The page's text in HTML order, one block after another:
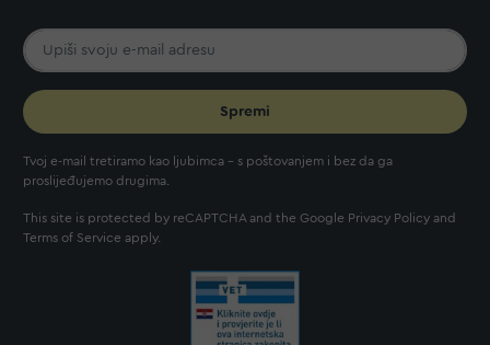
Spremi
Tvoj e-mail tretiramo kao ljubimca - s poštovanjem i bez da ga
proslijeđujemo drugima.
This site is protected by reCAPTCHA and the Google Privacy Policy and
Terms of Service apply.